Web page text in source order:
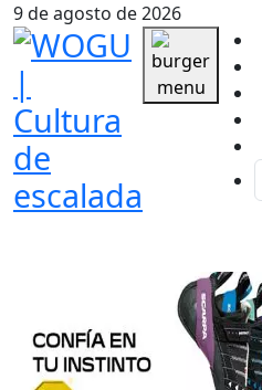
9 de agosto de 2026